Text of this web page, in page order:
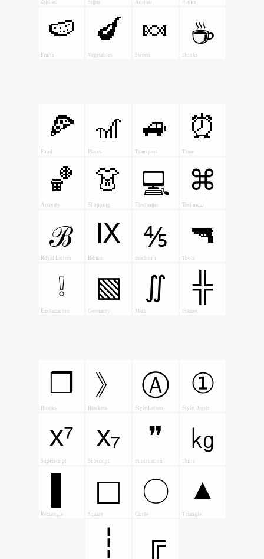
Zodiac Signs Animal Plants
🍉
Fruits
🍆
Vegetables
🍬
Sweets
☕
Drinks
🍕
Food
🎢
Places
🚙
Transport
⏰
Time
🏀
Activity
👗
Shopping
💻
Electronic
⌘
Technical
ℬ
Royal Letters
Ⅸ
Roman
⅘
Fractions
🔫
Tools
❕
Exclamation
▧
Geometry
∬
Math
╬
Frames
❒
Blocks
》
Brackets
Ⓐ
Style Letters
①
Style Digits
x⁷
Superscript
x₇
Subscript
❞
Punctuation
㎏
Units
Rectangle
⬜
Square
〇
Circle
▲
Triangle
┆ ╔